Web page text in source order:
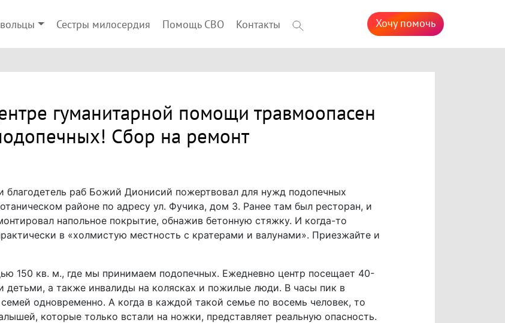
Сестры милосердия Помощь СВО Контакты Хочу помочь
гуманитарной помощи травмоопасен
Сбор на ремонт
благодетель раб Божий Дионисий пожертвовал для нужд подопечных
районе по адресу ул. Фучика, дом 3. Ранее там был ресторан, и
напольное покрытие, обнажив бетонную стяжку. И когда-то
в «холмистую местность с кратерами и валунами». Приезжайте и
150 кв. м., где мы принимаем подопечных. Ежедневно центр посещает 40-
детьми, а также инвалиды на колясках и пожилые люди. В часы пик в
одновременно. А когда в каждой такой семье по восемь человек, то
которые только встали на ножки, представляет реальную опасность.